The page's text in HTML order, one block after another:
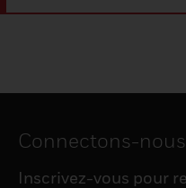
Connectons-nous
Inscrivez-vous pour